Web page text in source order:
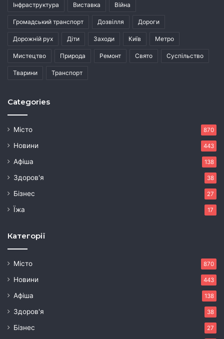
Інфраструктура Виставка Війна
Громадський транспорт Дозвілля Дороги
Дорожній рух Діти Заходи Київ Метро
Мистецтво Природа Ремонт Свято Суспільство
Тварини Транспорт
Categories
Місто 870
Новини 443
Афіша 138
Здоров'я 38
Бізнес 27
Їжа 17
Категорії
Місто 870
Новини 443
Афіша 138
Здоров'я 38
Бізнес 27